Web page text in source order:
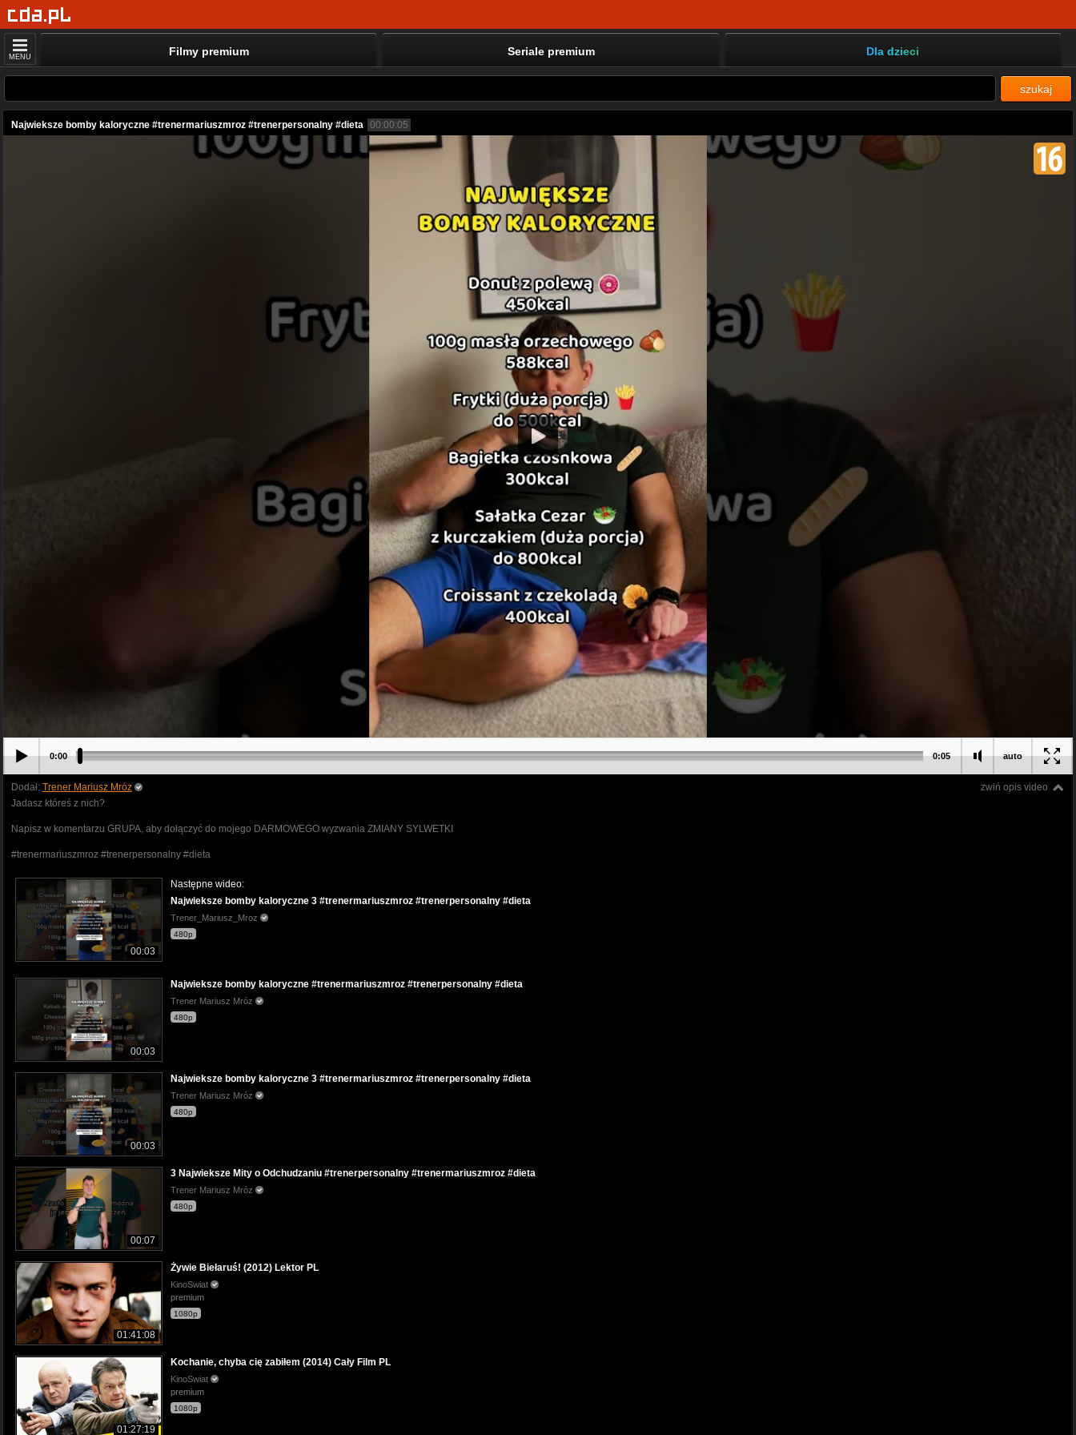
MENU Filmy premium Seriale premium Dla dzieci
szukaj
Najwieksze bomby kaloryczne #trenermariuszmroz #trenerpersonalny #dieta 00:00:05
auto
0:00 0:05
zwiń opis video
Dodał: Trener Mariusz Mróz
Jadasz któreś z nich?
Napisz w komentarzu GRUPA, aby dołączyć do mojego DARMOWEGO wyzwania ZMIANY SYLWETKI
#trenermariuszmroz #trenerpersonalny #dieta
00:03
Następne wideo:
Najwieksze bomby kaloryczne 3 #trenermariuszmroz #trenerpersonalny #dieta
Trener_Mariusz_Mroz
480p
00:03
Najwieksze bomby kaloryczne #trenermariuszmroz #trenerpersonalny #dieta
Trener Mariusz Mróz
480p
00:03
Najwieksze bomby kaloryczne 3 #trenermariuszmroz #trenerpersonalny #dieta
Trener Mariusz Mróz
480p
00:07
3 Najwieksze Mity o Odchudzaniu #trenerpersonalny #trenermariuszmroz #dieta
Trener Mariusz Mróz
480p
01:41:08
Żywie Biełaruś! (2012) Lektor PL
KinoSwiat
premium
1080p
01:27:19
Kochanie, chyba cię zabiłem (2014) Cały Film PL
KinoSwiat
premium
1080p